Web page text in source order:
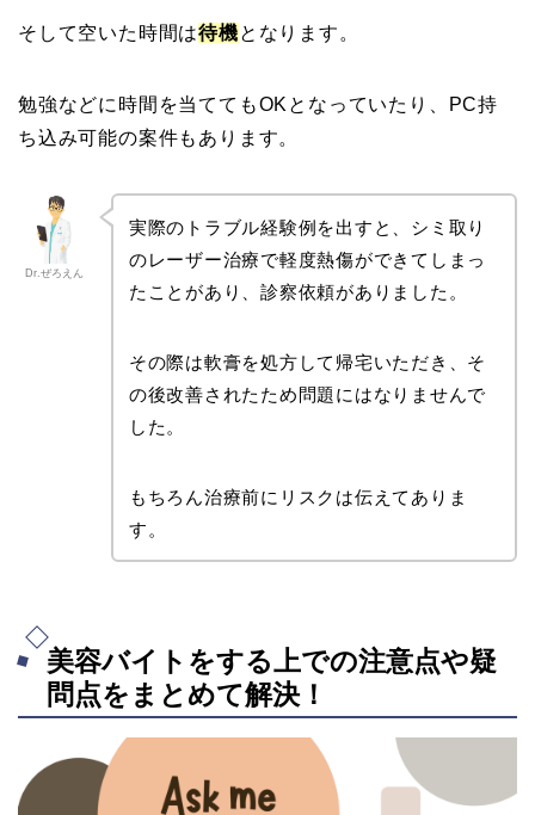
そして空いた時間は待機となります。
勉強などに時間を当ててもOKとなっていたり、PC持
ち込み可能の案件もあります。
Dr.ぜろえん
実際のトラブル経験例を出すと、シミ取り
のレーザー治療で軽度熱傷ができてしまっ
たことがあり、診察依頼がありました。
その際は軟膏を処方して帰宅いただき、そ
の後改善されたため問題にはなりませんで
した。
もちろん治療前にリスクは伝えてありま
す。
美容バイトをする上での注意点や疑
問点をまとめて解決！